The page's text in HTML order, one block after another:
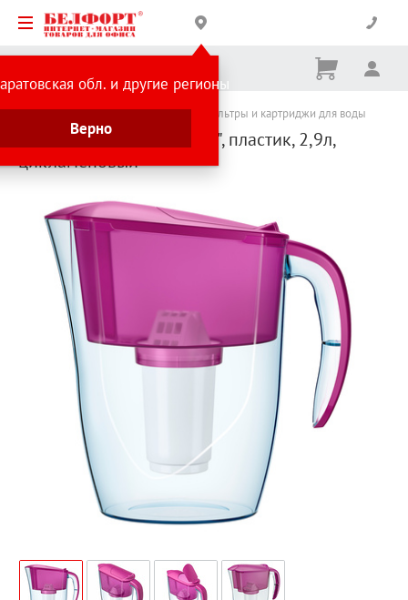
обл. и другие регионы
Верно
Корзина
Ничего
Каталог товаров Бытовая техника Фильтры и картриджи для воды
Кувшин Аквафор, "Смайл", пластик, 2,9л,
цикламеновый